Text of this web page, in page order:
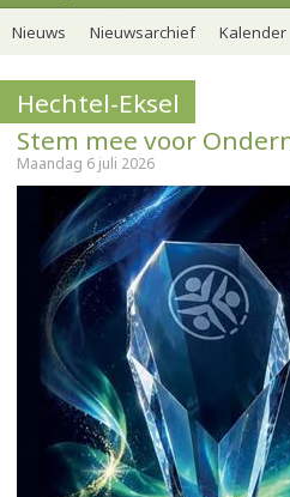
Nieuws Nieuwsarchief Kalender
Hechtel-Eksel
Stem mee voor
Maandag 6 juli 2026